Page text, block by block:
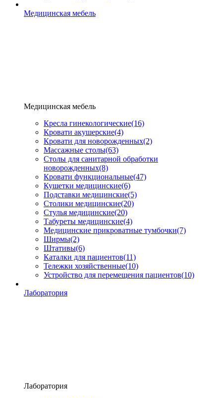
Медицинская мебель
Медицинская мебель
Кресла гинекологические(16)
Кровати акушерские(4)
Кровати для новорожденных(2)
Массажные столы(63)
Столы для санитарной обработки
новорожденных(8)
Кровати функциональные(47)
Кушетки медицинские(6)
Подставки медицинские(5)
Столики медицинские(20)
Стулья медицинские(20)
Табуреты медицинские(4)
Медицинские прикроватные тумбочки(7)
Ширмы(2)
Штативы(6)
Каталки для пациентов(11)
Тележки хозяйственные(10)
Устройство для перемещения пациентов(10)
Лаборатория
Лаборатория